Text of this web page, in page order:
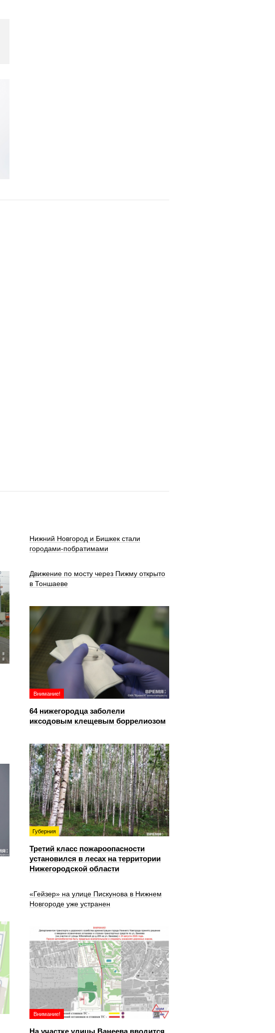
Нижний Новгород и Бишкек стали
городами-побратимами
Движение по мосту через Пижму открыто
в Тоншаеве
Внимание!
64 нижегородца заболели
иксодовым клещевым боррелиозом
Губерния
Третий класс пожароопасности
установился в лесах на территории
Нижегородской области
«Гейзер» на улице Пискунова в Нижнем
Новгороде уже устранен
Внимание!